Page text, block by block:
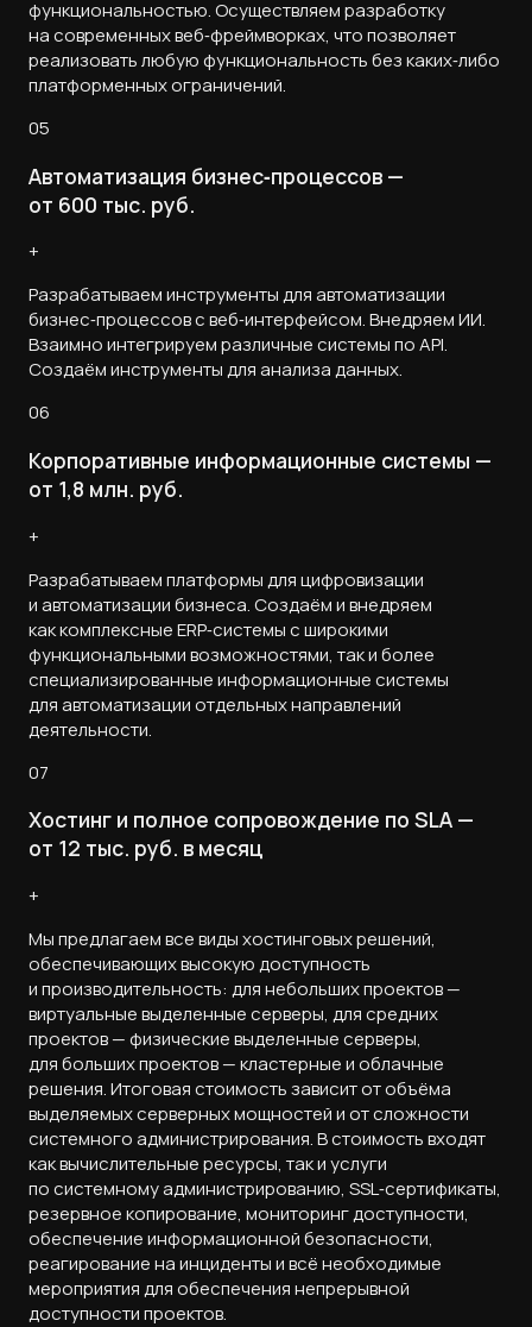
функциональностью. Осуществляем разработку
на современных веб‑фреймворках, что позволяет
реализовать любую функциональность без каких‑либо
платформенных ограничений.
05
Автоматизация бизнес‑процессов —
от 600 тыс. руб.
+
Разрабатываем инструменты для автоматизации
бизнес‑процессов с веб‑интерфейсом. Внедряем ИИ.
Взаимно интегрируем различные системы по API.
Создаём инструменты для анализа данных.
06
Корпоративные информационные системы —
от 1,8 млн. руб.
+
Разрабатываем платформы для цифровизации
и автоматизации бизнеса. Cоздаём и внедряем
как комплексные ERP‑системы с широкими
функциональными возможностями, так и более
специализированные информационные системы
для автоматизации отдельных направлений
деятельности.
07
Хостинг и полное сопровождение по SLA —
от 12 тыс. руб. в месяц
+
Мы предлагаем все виды хостинговых решений,
обеспечивающих высокую доступность
и производительность: для небольших проектов —
виртуальные выделенные серверы, для средних
проектов — физические выделенные серверы,
для больших проектов — кластерные и облачные
решения. Итоговая стоимость зависит от объёма
выделяемых серверных мощностей и от сложности
системного администрирования. В стоимость входят
как вычислительные ресурсы, так и услуги
по системному администрированию, SSL‑сертификаты,
резервное копирование, мониторинг доступности,
обеспечение информационной безопасности,
реагирование на инциденты и всё необходимые
мероприятия для обеспечения непрерывной
доступности проектов.